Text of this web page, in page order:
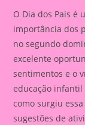
O Dia dos Pais é
importância dos
no segundo
excelente
sentimentos e o
educação
como surgiu
sugestões de